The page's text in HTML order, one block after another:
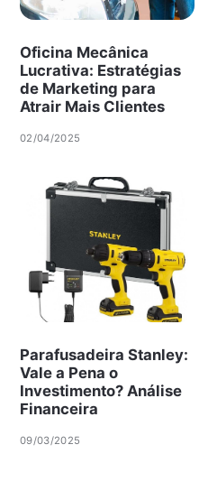
Oficina Mecânica
Lucrativa: Estratégias
de Marketing para
Atrair Mais Clientes
02/04/2025
Parafusadeira Stanley:
Vale a Pena o
Investimento? Análise
Financeira
09/03/2025